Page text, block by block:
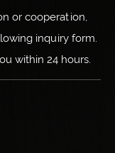
or cooperation,
inquiry form.
within 24 hours.